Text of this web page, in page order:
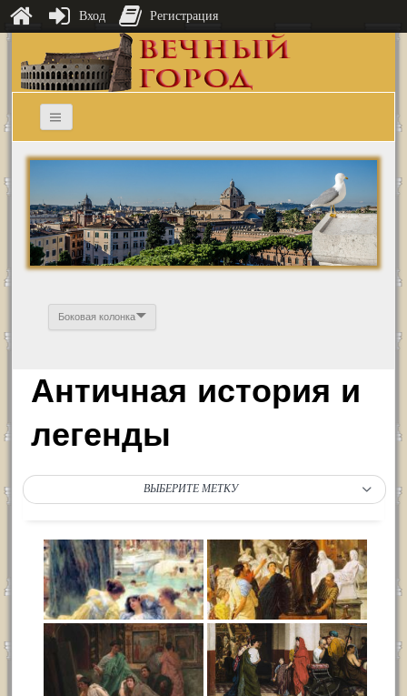
Боковая колонка
Античная история и
легенды
ВЫБЕРИТЕ МЕТКУ
Вход Регистрация